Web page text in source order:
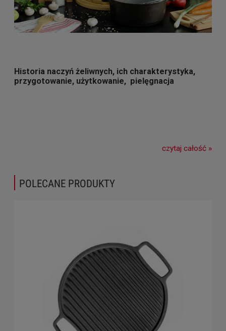
Historia naczyń żeliwnych, ich charakterystyka,
przygotowanie, użytkowanie, pielęgnacja
czytaj całość »
POLECANE PRODUKTY